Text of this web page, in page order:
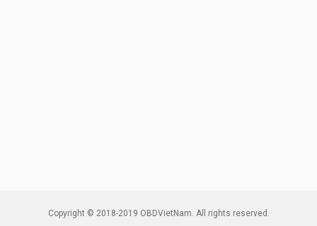
Copyright © 2018-2019 OBDVietNam. All rights reserved.